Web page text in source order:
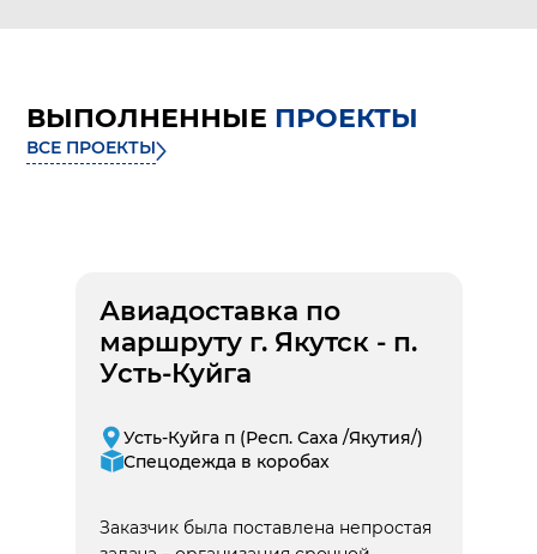
ВЫПОЛНЕННЫЕ ПРОЕКТЫ
ВСЕ ПРОЕКТЫ
Авиадоставка по
маршруту г. Якутск - п.
Усть-Куйга
Усть-Куйга п (Респ. Саха /Якутия/)
Спецодежда в коробах
Заказчик была поставлена непростая